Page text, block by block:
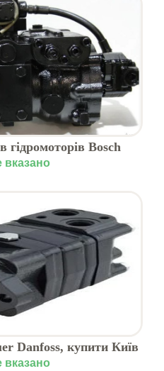
гідромоторів Bosch
вказано
Danfoss, купити Київ
вказано